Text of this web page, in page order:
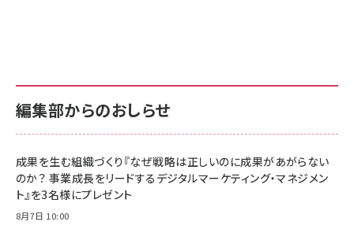
編集部からのおしらせ
成果を生む組織づくり『なぜ戦略は正しいのに成果があがらない
のか？ 事業成長をリードするデジタルマーケティング・マネジメン
ト』を3名様にプレゼント
8月7日 10:00